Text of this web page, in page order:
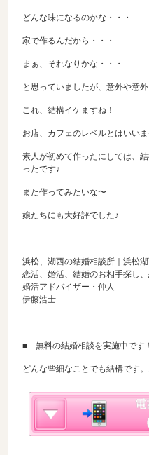
どんな味になるのかな・・・
家で作るんだから・・・
まぁ、それなりかな・・・
と思っていましたが、意外や意外
これ、結構イケますね！
お店、カフェのレベルとはいいま
素人が初めて作ったにしては、
ったです♪
また作ってみたいな〜
娘たちにも大好評でした♪
浜松、湖西の結婚相談所｜浜松
恋活、婚活、結婚のお相手探し
婚活アドバイザー・仲人
伊藤浩士
■ 無料の結婚相談を実施中です！
どんな些細なことでも結構です